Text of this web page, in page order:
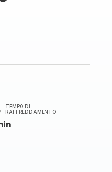
TEMPO DI
RAFFREDDAMENTO